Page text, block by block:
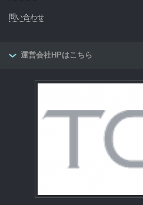
問い合わせ
運営会社HPはこちら